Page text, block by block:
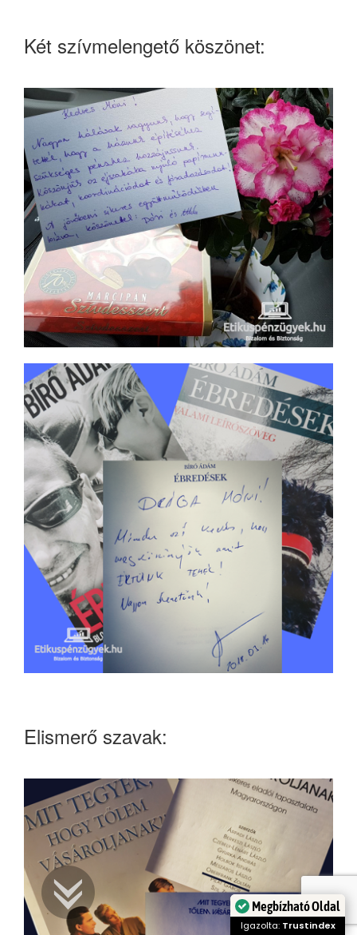
Két szívmelengető köszönet:
Elismerő szavak:
Megbízható Oldal
Igazolta: Trustindex